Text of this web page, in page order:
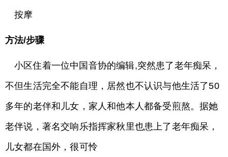
按摩
方法/步骤
小区住着一位中国音协的编辑,突然患了老年痴呆，
不但生活完全不能自理，居然也不认识与他生活了50
多年的老伴和儿女，家人和他本人都备受煎熬。据她
老伴说，著名交响乐指挥家秋里也患上了老年痴呆，
儿女都在国外，很可怜